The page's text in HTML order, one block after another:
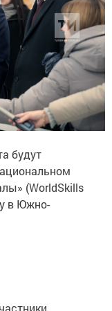
будут
(WorldSkills
в Южно-